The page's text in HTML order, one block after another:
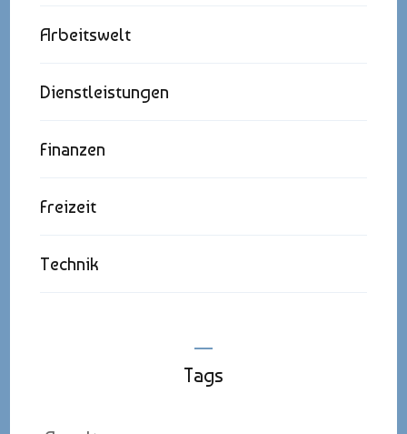
Arbeitswelt
Dienstleistungen
Finanzen
Freizeit
Technik
Tags